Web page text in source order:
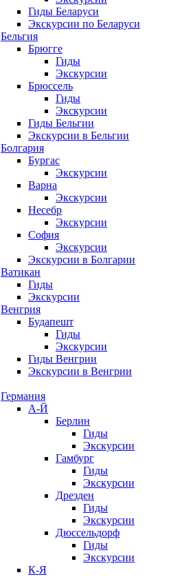
Гиды Беларуси
Экскурсии по Беларуси
Бельгия
Брюгге
Гиды
Экскурсии
Брюссель
Гиды
Экскурсии
Гиды Бельгии
Экскурсии в Бельгии
Болгария
Бургас
Экскурсии
Варна
Экскурсии
Несебр
Экскурсии
София
Экскурсии
Экскурсии в Болгарии
Ватикан
Гиды
Экскурсии
Венгрия
Будапешт
Гиды
Экскурсии
Гиды Венгрии
Экскурсии в Венгрии
Германия
А-Й
Берлин
Гиды
Экскурсии
Гамбург
Гиды
Экскурсии
Дрезден
Гиды
Экскурсии
Дюссельдорф
Гиды
Экскурсии
К-Я